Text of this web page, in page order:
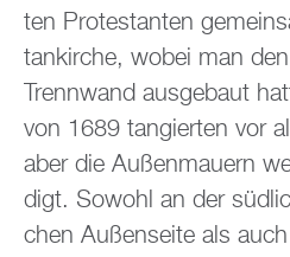
ten Pro­tes­tan­ten
tan­kir­che, wobei man
Trenn­wand aus­ge­baut
von 1689 tan­gier­ten vor
aber die Au­ßen­mau­ern
digt. So­wohl an der
chen Au­ßen­sei­te als